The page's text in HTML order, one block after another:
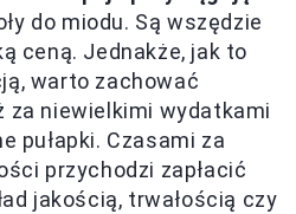
do miodu. Są wszędzie
ceną. Jednakże, jak to
warto zachować
za niewielkimi wydatkami
pułapki. Czasami za
przychodzi zapłacić
jakością, trwałością czy